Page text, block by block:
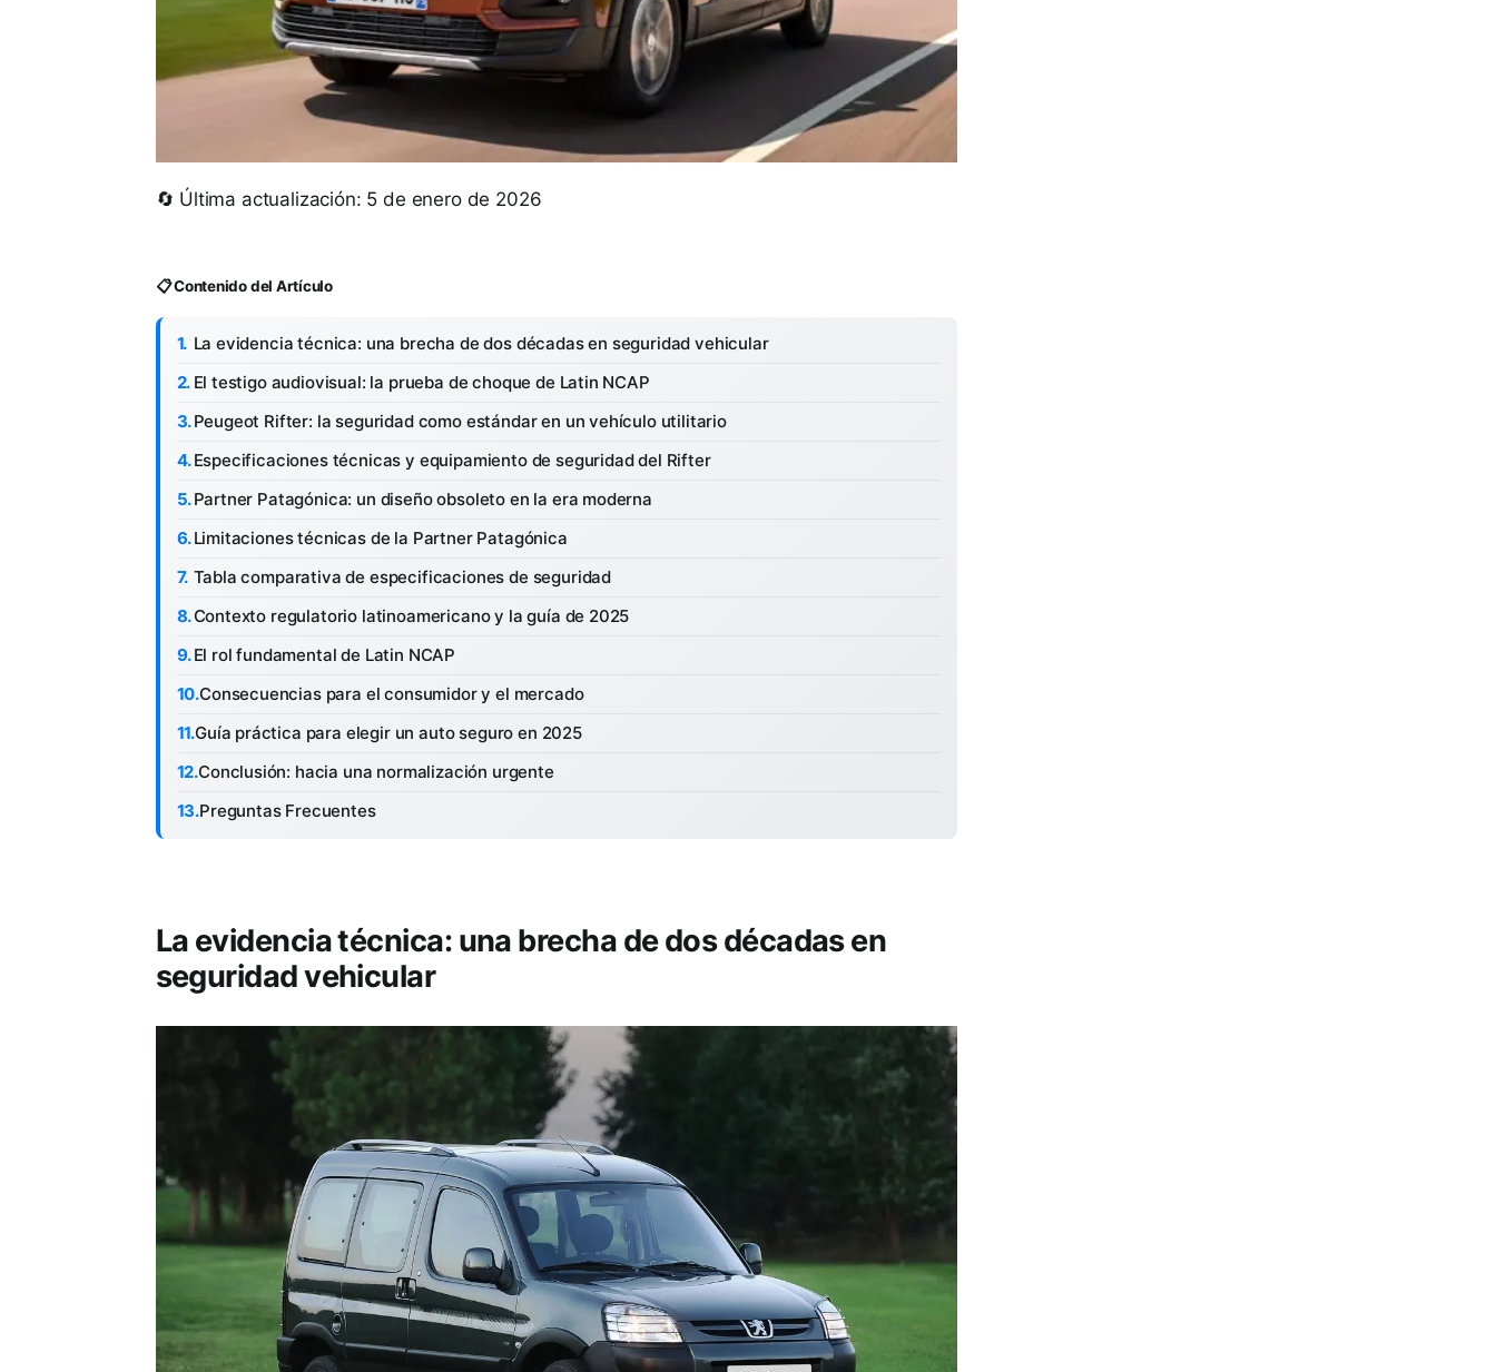
🔄 Última actualización: 5 de enero de 2026
📋 Contenido del Artículo
La evidencia técnica: una brecha de dos décadas en seguridad vehicular
El testigo audiovisual: la prueba de choque de Latin NCAP
Peugeot Rifter: la seguridad como estándar en un vehículo utilitario
Especificaciones técnicas y equipamiento de seguridad del Rifter
Partner Patagónica: un diseño obsoleto en la era moderna
Limitaciones técnicas de la Partner Patagónica
Tabla comparativa de especificaciones de seguridad
Contexto regulatorio latinoamericano y la guía de 2025
El rol fundamental de Latin NCAP
Consecuencias para el consumidor y el mercado
Guía práctica para elegir un auto seguro en 2025
Conclusión: hacia una normalización urgente
Preguntas Frecuentes
La evidencia técnica: una brecha de dos décadas en
seguridad vehicular